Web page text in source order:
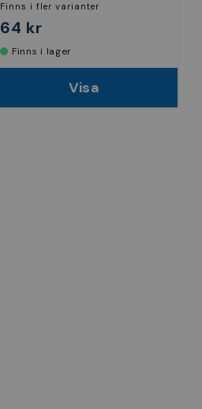
Finns i fler varianter
64 kr
Finns i lager
Visa